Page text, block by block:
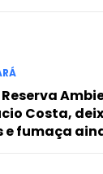
lobortis sit
Costa,
e fumaça